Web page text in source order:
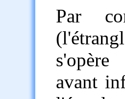
Par
avant